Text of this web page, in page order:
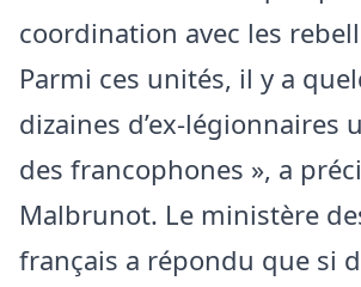
coordination avec les
Parmi ces unités, il y a
dizaines d’ex-légionnaires
des francophones », a
Malbrunot. Le ministère
français a répondu que si